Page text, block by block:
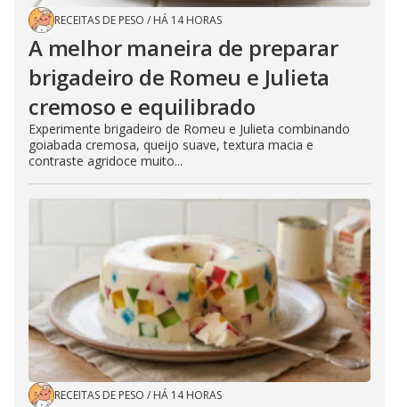
RECEITAS DE PESO / HÁ 14 HORAS
A melhor maneira de preparar
brigadeiro de Romeu e Julieta
cremoso e equilibrado
Experimente brigadeiro de Romeu e Julieta combinando
goiabada cremosa, queijo suave, textura macia e
contraste agridoce muito...
RECEITAS DE PESO / HÁ 14 HORAS